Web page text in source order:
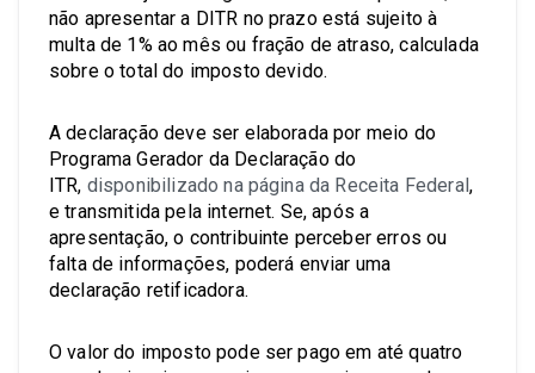
não apresentar a DITR no prazo está sujeito à
multa de 1% ao mês ou fração de atraso, calculada
sobre o total do imposto devido.
A declaração deve ser elaborada por meio do
Programa Gerador da Declaração do
ITR, disponibilizado na página da Receita Federal,
e transmitida pela internet. Se, após a
apresentação, o contribuinte perceber erros ou
falta de informações, poderá enviar uma
declaração retificadora.
O valor do imposto pode ser pago em até quatro